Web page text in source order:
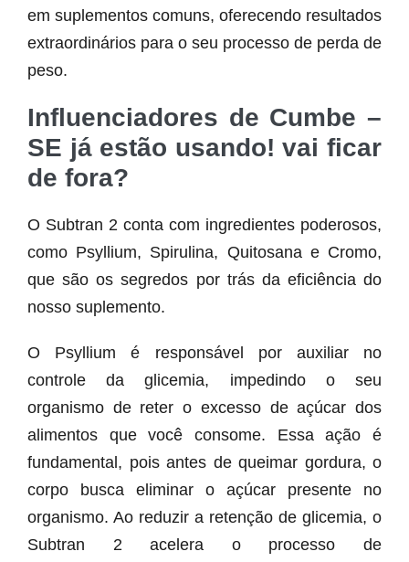
em suplementos comuns, oferecendo resultados
extraordinários para o seu processo de perda de
peso.
Influenciadores de Cumbe –
SE já estão usando! vai ficar
de fora?
O Subtran 2 conta com ingredientes poderosos,
como Psyllium, Spirulina, Quitosana e Cromo,
que são os segredos por trás da eficiência do
nosso suplemento.
O Psyllium é responsável por auxiliar no
controle da glicemia, impedindo o seu
organismo de reter o excesso de açúcar dos
alimentos que você consome. Essa ação é
fundamental, pois antes de queimar gordura, o
corpo busca eliminar o açúcar presente no
organismo. Ao reduzir a retenção de glicemia, o
Subtran 2 acelera o processo de